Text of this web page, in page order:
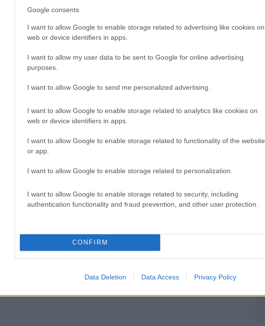
Google consents
I want to allow Google to enable storage related to advertising like cookies on
web or device identifiers in apps.
I want to allow my user data to be sent to Google for online advertising
purposes.
I want to allow Google to send me personalized advertising.
I want to allow Google to enable storage related to analytics like cookies on
web or device identifiers in apps.
I want to allow Google to enable storage related to functionality of the website
or app.
I want to allow Google to enable storage related to personalization.
I want to allow Google to enable storage related to security, including
authentication functionality and fraud prevention, and other user protection.
CONFIRM
Data Deletion Data Access Privacy Policy